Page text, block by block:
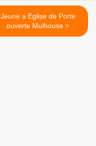
Jeune a Eglise de Porte
ouverte Mulhouse >